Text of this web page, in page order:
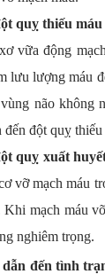
quỵ thiếu máu
vữa động
lưu lượng máu
não không
đến đột quỵ thiếu
quỵ xuất
vỡ mạch máu
Khi mạch máu
nghiêm trọng.
dẫn đến tình